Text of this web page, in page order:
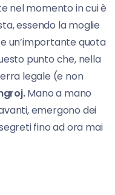
nel momento in cui è
essendo la moglie
un’importante quota
punto che, nella
legale (e non
Mano a mano
emergono dei
fino ad ora mai